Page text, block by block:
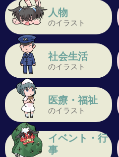
人物
のイラスト
社会生活
のイラスト
医療・福祉
のイラスト
イベント・行
事